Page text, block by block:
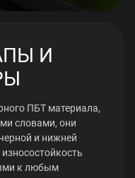
И
ПБТ материала,
словами, они
и нижней
к любым